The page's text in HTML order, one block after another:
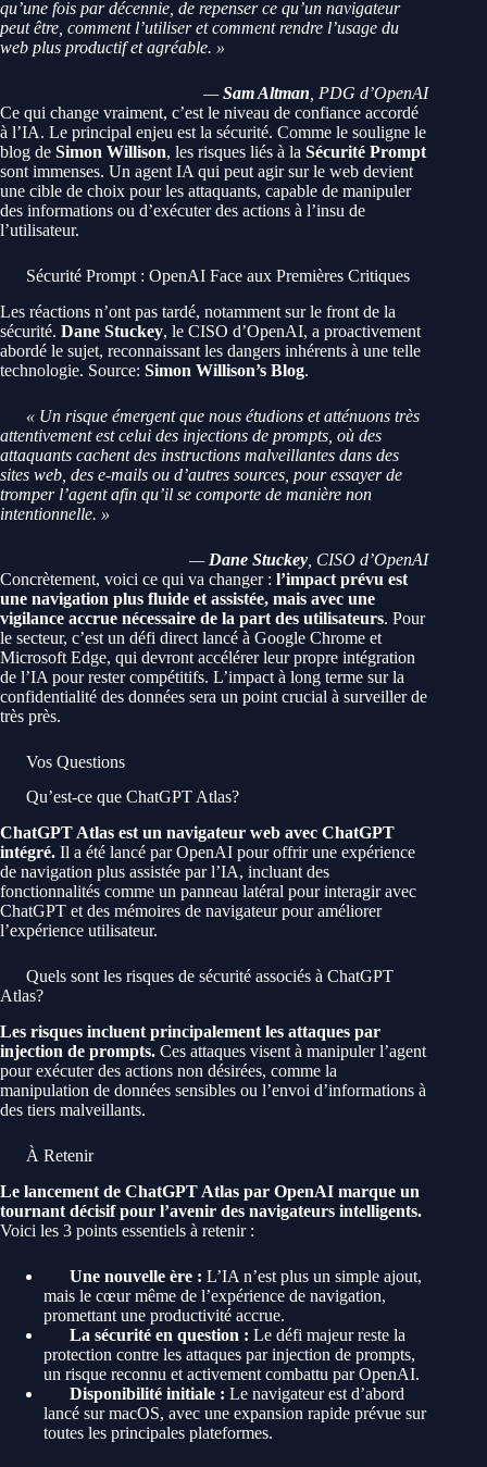
qu’une fois par décennie, de repenser ce qu’un navigateur
peut être, comment l’utiliser et comment rendre l’usage du
web plus productif et agréable. »
—Sam Altman , PDG d’OpenAI
Ce qui change vraiment, c’est le niveau de confiance accordé
à l’IA. Le principal enjeu est la sécurité. Comme le souligne le
blog de Simon Willison, les risques liés à la Sécurité Prompt
sont immenses. Un agent IA qui peut agir sur le web devient
une cible de choix pour les attaquants, capable de manipuler
des informations ou d’exécuter des actions à l’insu de
l’utilisateur.
Sécurité Prompt : OpenAI Face aux Premières Critiques
Les réactions n’ont pas tardé, notamment sur le front de la
sécurité. Dane Stuckey, le CISO d’OpenAI, a proactivement
abordé le sujet, reconnaissant les dangers inhérents à une telle
technologie. Source: Simon Willison’s Blog.
« Un risque émergent que nous étudions et atténuons très
attentivement est celui des injections de prompts, où des
attaquants cachent des instructions malveillantes dans des
sites web, des e-mails ou d’autres sources, pour essayer de
tromper l’agent afin qu’il se comporte de manière non
intentionnelle. »
— Dane Stuckey , CISO d’OpenAI
Concrètement, voici ce qui va changer : l’impact prévu est
une navigation plus fluide et assistée, mais avec une
vigilance accrue nécessaire de la part des utilisateurs. Pour
le secteur, c’est un défi direct lancé à Google Chrome et
Microsoft Edge, qui devront accélérer leur propre intégration
de l’IA pour rester compétitifs. L’impact à long terme sur la
confidentialité des données sera un point crucial à surveiller de
très près.
Vos Questions
Qu’est-ce que ChatGPT Atlas?
ChatGPT Atlas est un navigateur web avec ChatGPT
intégré. Il a été lancé par OpenAI pour offrir une expérience
de navigation plus assistée par l’IA, incluant des
fonctionnalités comme un panneau latéral pour interagir avec
ChatGPT et des mémoires de navigateur pour améliorer
l’expérience utilisateur.
Quels sont les risques de sécurité associés à ChatGPT
Atlas?
Les risques incluent principalement les attaques par
injection de prompts. Ces attaques visent à manipuler l’agent
pour exécuter des actions non désirées, comme la
manipulation de données sensibles ou l’envoi d’informations à
des tiers malveillants.
À Retenir
Le lancement de ChatGPT Atlas par OpenAI marque un
tournant décisif pour l’avenir des navigateurs intelligents.
Voici les 3 points essentiels à retenir :
Une nouvelle ère : L’IA n’est plus un simple ajout,
mais le cœur même de l’expérience de navigation,
promettant une productivité accrue.
La sécurité en question : Le défi majeur reste la
protection contre les attaques par injection de prompts,
un risque reconnu et activement combattu par OpenAI.
Disponibilité initiale : Le navigateur est d’abord
lancé sur macOS, avec une expansion rapide prévue sur
toutes les principales plateformes.